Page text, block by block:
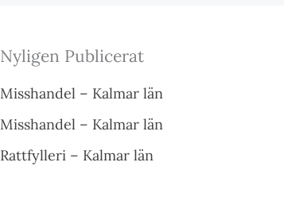
Nyligen Publicerat
Misshandel – Kalmar län
Misshandel – Kalmar län
Rattfylleri – Kalmar län